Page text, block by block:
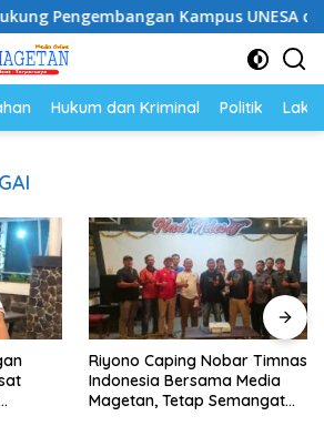
Kampus UNESA di Pusat
Hukum dan Kriminal Politik
Riyono Caping Nobar Timnas
Indonesia Bersama Media
Magetan, Tetap Semangat